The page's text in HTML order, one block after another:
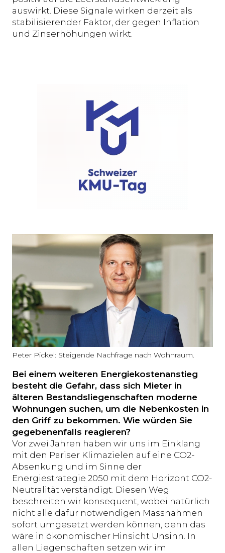
auswirkt. Diese Signale wirken derzeit als
stabilisierender Faktor, der gegen Inflation
und Zinserhöhungen wirkt.
Peter Pickel: Steigende Nachfrage nach Wohnraum.
Bei einem weiteren Energiekostenanstieg
besteht die Gefahr, dass sich Mieter in
älteren Bestandsliegenschaften moderne
Wohnungen suchen, um die Nebenkosten in
den Griff zu bekommen. Wie würden Sie
gegebenenfalls reagieren?
Vor zwei Jahren haben wir uns im Einklang
mit den Pariser Klimazielen auf eine CO2-
Absenkung und im Sinne der
Energiestrategie 2050 mit dem Horizont CO2-
Neutralität verständigt. Diesen Weg
beschreiten wir konsequent, wobei natürlich
nicht alle dafür notwendigen Massnahmen
sofort umgesetzt werden können, denn das
wäre in ökonomischer Hinsicht Unsinn. In
allen Liegenschaften setzen wir im